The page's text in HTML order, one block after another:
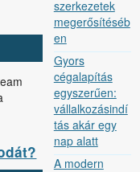
szerkezetek
megerősítéséb
en
Gyors
cégalapítás
egyszerűen:
vállalkozásindí
tás akár egy
nap alatt
A modern